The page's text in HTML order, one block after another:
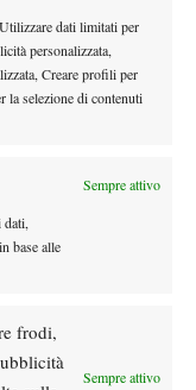
dati limitati per
personalizzata,
Creare profili per
la selezione di contenuti
Sempre attivo
dati,
base alle
frodi,
Sempre attivo